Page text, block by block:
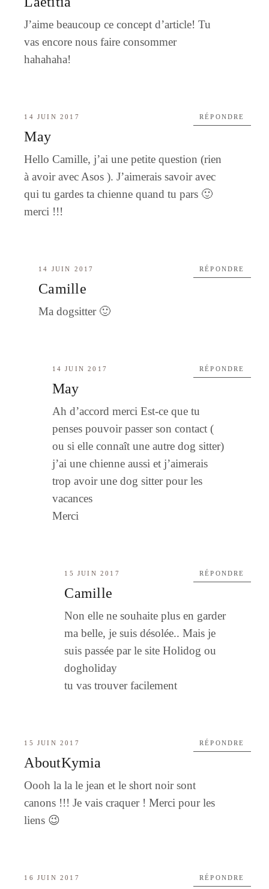
J’aime beaucoup ce concept d’article! Tu
vas encore nous faire consommer
hahahaha!
14 JUIN 2017
May
Hello Camille, j’ai une petite question (rien
à avoir avec Asos ). J’aimerais savoir avec
qui tu gardes ta chienne quand tu pars 🙂
merci !!!
RÉPONDRE
14 JUIN 2017
Camille
Ma dogsitter 🙂
RÉPONDRE
14 JUIN 2017
May
Ah d’accord merci Est-ce que tu
penses pouvoir passer son contact (
ou si elle connaît une autre dog sitter)
j’ai une chienne aussi et j’aimerais
trop avoir une dog sitter pour les
vacances
Merci
RÉPONDRE
15 JUIN 2017
Camille
Non elle ne souhaite plus en garder
ma belle, je suis désolée.. Mais je
suis passée par le site Holidog ou
dogholiday
tu vas trouver facilement
RÉPONDRE
15 JUIN 2017
AboutKymia
Oooh la la le jean et le short noir sont
canons !!! Je vais craquer ! Merci pour les
liens 😉
RÉPONDRE
16 JUIN 2017 RÉPONDRE